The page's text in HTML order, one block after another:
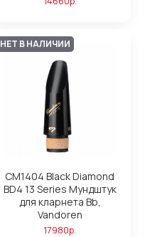
НЕТ В НАЛИЧИИ
CM1404 Black Diamond
BD4 13 Series Мундштук
для кларнета Bb,
Vandoren
17980р.